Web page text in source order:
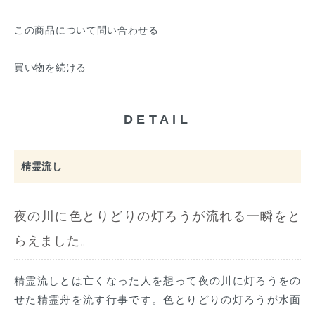
この商品について問い合わせる
買い物を続ける
DETAIL
精霊流し
夜の川に色とりどりの灯ろうが流れる一瞬をと
らえました。
精霊流しとは亡くなった人を想って夜の川に灯ろうをの
せた精霊舟を流す行事です。色とりどりの灯ろうが水面